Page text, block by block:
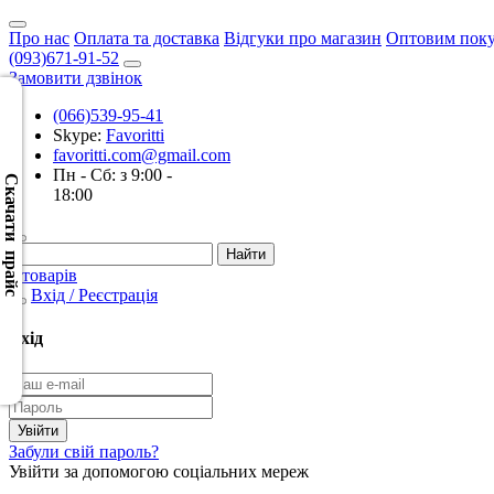
Про нас Оплата та доставка Відгуки про магазин Оптовим
(093)671-91-52
Замовити дзвінок
(066)539-95-41
Skype: Favoritti
favoritti.com@gmail.com
Пн - Сб: з 9:00 -
18:00
0 товарів
Вхід / Реєстрація
Вхід
Забули свій пароль?
Увійти за допомогою соціальних мереж
Скачати прайс
Скачать
XML
(Розн.)
Скачать
XML
(Опт)
Скачать
(Розн.)
Скачать
CSV
(Опт)